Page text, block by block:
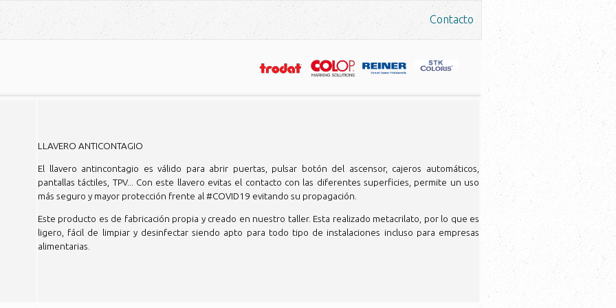
Contacto
todas finalidades
especial
de impresión
superficie
LLAVERO ANTICONTAGIO
El llavero antincontagio es válido para abrir puertas, pulsar botón del ascensor, cajeros automáticos,
pantallas táctiles, TPV... Con este llavero evitas el contacto con las diferentes superficies, permite un uso
más seguro y mayor protección frente al #COVID19 evitando su propagación.
Este producto es de fabricación propia y creado en nuestro taller. Esta realizado metacrilato, por lo que es
ligero, fácil de limpiar y desinfectar siendo apto para todo tipo de instalaciones incluso para empresas
alimentarias.